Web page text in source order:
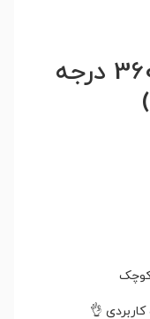
پوزیشنینگ اینفرارد 360 درجه
👌